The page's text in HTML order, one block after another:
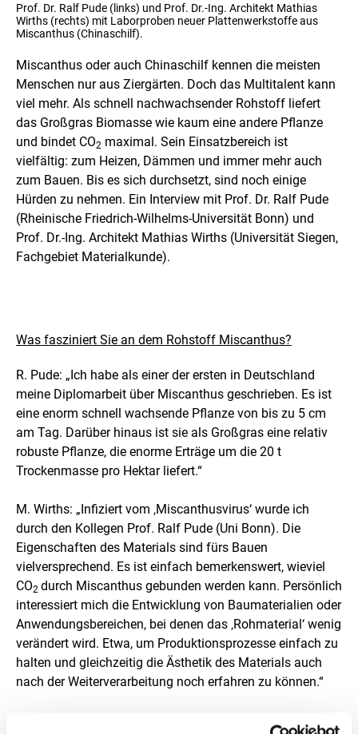
Prof. Dr. Ralf Pude (links) und Prof. Dr.-Ing. Architekt Mathias
Wirths (rechts) mit Laborproben neuer Plattenwerkstoffe aus
Miscanthus (Chinaschilf).
Miscanthus oder auch Chinaschilf kennen die meisten
Menschen nur aus Ziergärten. Doch das Multitalent kann
viel mehr. Als schnell nachwachsender Rohstoff liefert
das Großgras Biomasse wie kaum eine andere Pflanze
und bindet CO2 maximal. Sein Einsatzbereich ist
vielfältig: zum Heizen, Dämmen und immer mehr auch
zum Bauen. Bis es sich durchsetzt, sind noch einige
Hürden zu nehmen. Ein Interview mit Prof. Dr. Ralf Pude
(Rheinische Friedrich-Wilhelms-Universität Bonn) und
Prof. Dr.-Ing. Architekt Mathias Wirths (Universität Siegen,
Fachgebiet Materialkunde).
Was fasziniert Sie an dem Rohstoff Miscanthus?
R. Pude: „Ich habe als einer der ersten in Deutschland
meine Diplomarbeit über Miscanthus geschrieben. Es ist
eine enorm schnell wachsende Pflanze von bis zu 5 cm
am Tag. Darüber hinaus ist sie als Großgras eine relativ
robuste Pflanze, die enorme Erträge um die 20 t
Trockenmasse pro Hektar liefert.“
M. Wirths: „Infiziert vom ‚Miscanthusvirus‘ wurde ich
durch den Kollegen Prof. Ralf Pude (Uni Bonn). Die
Eigenschaften des Materials sind fürs Bauen
vielversprechend. Es ist einfach bemerkenswert, wieviel
CO2 durch Miscanthus gebunden werden kann. Persönlich
interessiert mich die Entwicklung von Baumaterialien oder
Anwendungsbereichen, bei denen das ‚Rohmaterial‘ wenig
verändert wird. Etwa, um Produktionsprozesse einfach zu
halten und gleichzeitig die Ästhetik des Materials auch
nach der Weiterverarbeitung noch erfahren zu können.“